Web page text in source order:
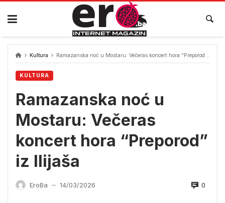
Skip
content
Kultura Ramazanska noć u Mostaru: Večeras koncert hora “Preporod” iz Ilijaša
KULTURA
Ramazanska noć u
Mostaru: Večeras
koncert hora “Preporod”
iz Ilijaša
EroBa — 14/03/2026 0